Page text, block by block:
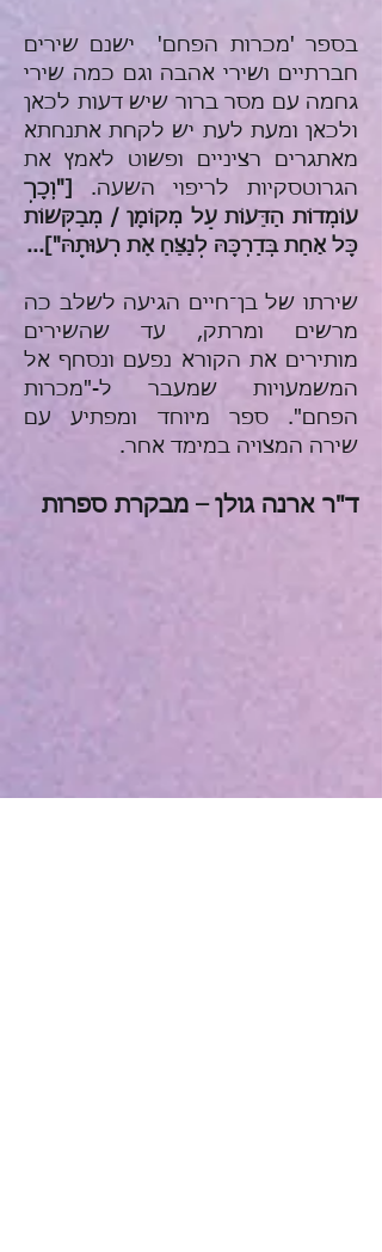
בספר 'מכרות הפחם' ישנם שירים
חברתיים ושירי אהבה וגם כמה שירי
גחמה עם מסר ברור שיש דעות לכאן
ולכאן ומעת לעת יש לקחת אתנחתא
מאתגרים רציניים ופשוט לאמץ את
הגרוטסקיות לריפוי השעה. ["וְכָךְ
עוֹמְדוֹת הַדֵּעוֹת עַל מְקוֹמָן / מְבַקְּשׁוֹת
כָּל אַחַת בְּדַרְכָּהּ לְנַצֵּחַ אֶת רְעוּתָהּ"]...
שירתו של בן־חיים הגיעה לשלב כה
מרשים ומרתק, עד שהשירים
מותירים את הקורא נפעם ונסחף אל
המשמעויות שמעבר ל-"מכרות
הפחם". ספר מיוחד ומפתיע עם
שירה המצויה במימד אחר.
ד"ר ארנה גולן – מבקרת ספרות